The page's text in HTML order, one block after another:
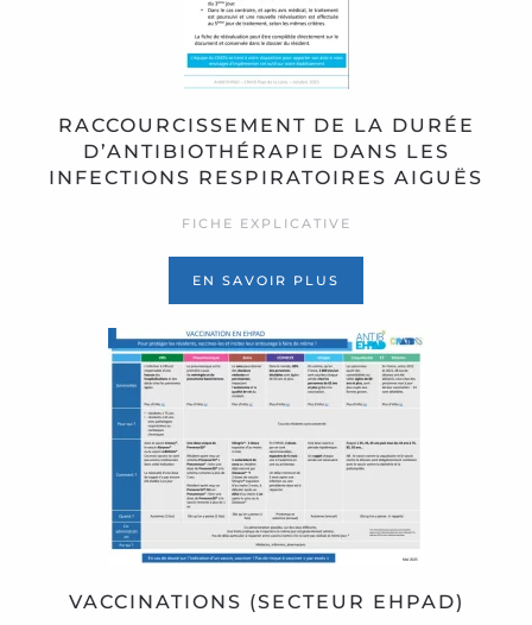
RACCOURCISSEMENT DE LA DURÉE
D’ANTIBIOTHÉRAPIE DANS LES
INFECTIONS RESPIRATOIRES AIGUËS
FICHE EXPLICATIVE
EN SAVOIR PLUS
VACCINATIONS (SECTEUR EHPAD)